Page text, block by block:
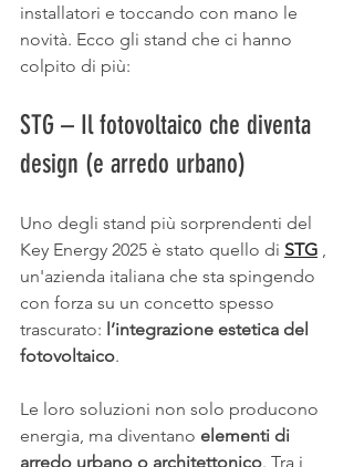
installatori e toccando con mano le
novità. Ecco gli stand che ci hanno
colpito di più:
STG – Il fotovoltaico che diventa
design (e arredo urbano)
Uno degli stand più sorprendenti del
Key Energy 2025 è stato quello di STG
un'azienda italiana che sta spingendo
con forza su un concetto spesso
trascurato: l’integrazione estetica del
fotovoltaico.
Le loro soluzioni non solo producono
energia, ma diventano elementi di
arredo urbano o architettonico. Tra i